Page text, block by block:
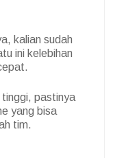
kalian sudah
ini kelebihan
pastinya
yang bisa
tim.